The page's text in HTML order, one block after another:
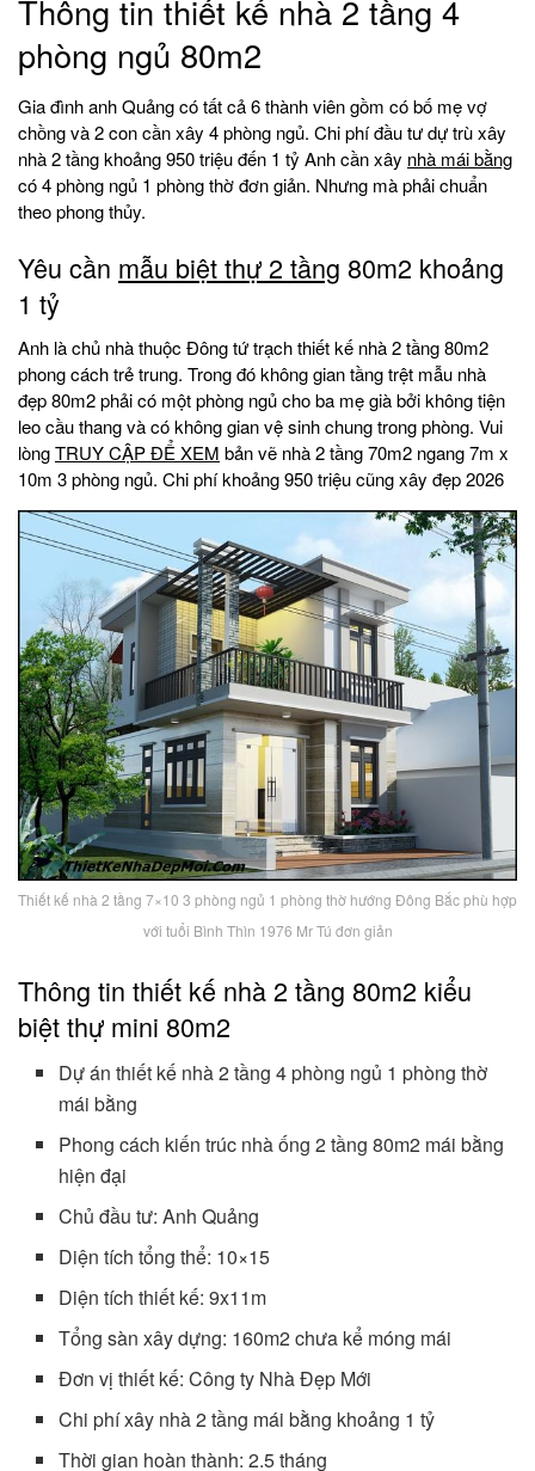
Thông tin thiết kế nhà 2 tầng 4
phòng ngủ 80m2
Gia đình anh Quảng có tất cả 6 thành viên gồm có bố mẹ vợ
chồng và 2 con cần xây 4 phòng ngủ. Chi phí đầu tư dự trù xây
nhà 2 tầng khoảng 950 triệu đến 1 tỷ Anh cần xây nhà mái bằng
có 4 phòng ngủ 1 phòng thờ đơn giản. Nhưng mà phải chuẩn
theo phong thủy.
Yêu cần mẫu biệt thự 2 tầng 80m2 khoảng
1 tỷ
Anh là chủ nhà thuộc Đông tứ trạch thiết kế nhà 2 tầng 80m2
phong cách trẻ trung. Trong đó không gian tầng trệt mẫu nhà
đẹp 80m2 phải có một phòng ngủ cho ba mẹ già bởi không tiện
leo cầu thang và có không gian vệ sinh chung trong phòng. Vui
lòngTRUY CẬP ĐỂ XEM bản vẽ nhà 2 tầng 70m2 ngang 7m x
10m 3 phòng ngủ. Chi phí khoảng 950 triệu cũng xây đẹp 2026
Thiết kế nhà 2 tầng 7×10 3 phòng ngủ 1 phòng thờ hướng Đông Bắc phù hợp
với tuổi Bình Thìn 1976 Mr Tú đơn giản
Thông tin thiết kế nhà 2 tầng 80m2 kiểu
biệt thự mini 80m2
Dự án thiết kế nhà 2 tầng 4 phòng ngủ 1 phòng thờ
mái bằng
Phong cách kiến trúc nhà ống 2 tầng 80m2 mái bằng
hiện đại
Chủ đầu tư: Anh Quảng
Diện tích tổng thể: 10×15
Diện tích thiết kế: 9x11m
Tổng sàn xây dựng: 160m2 chưa kể móng mái
Đơn vị thiết kế: Công ty Nhà Đẹp Mới
Chi phí xây nhà 2 tầng mái bằng khoảng 1 tỷ
Thời gian hoàn thành: 2.5 tháng